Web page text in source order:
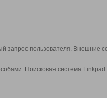
пользователя. Внешние
Поисковая система Linkpad